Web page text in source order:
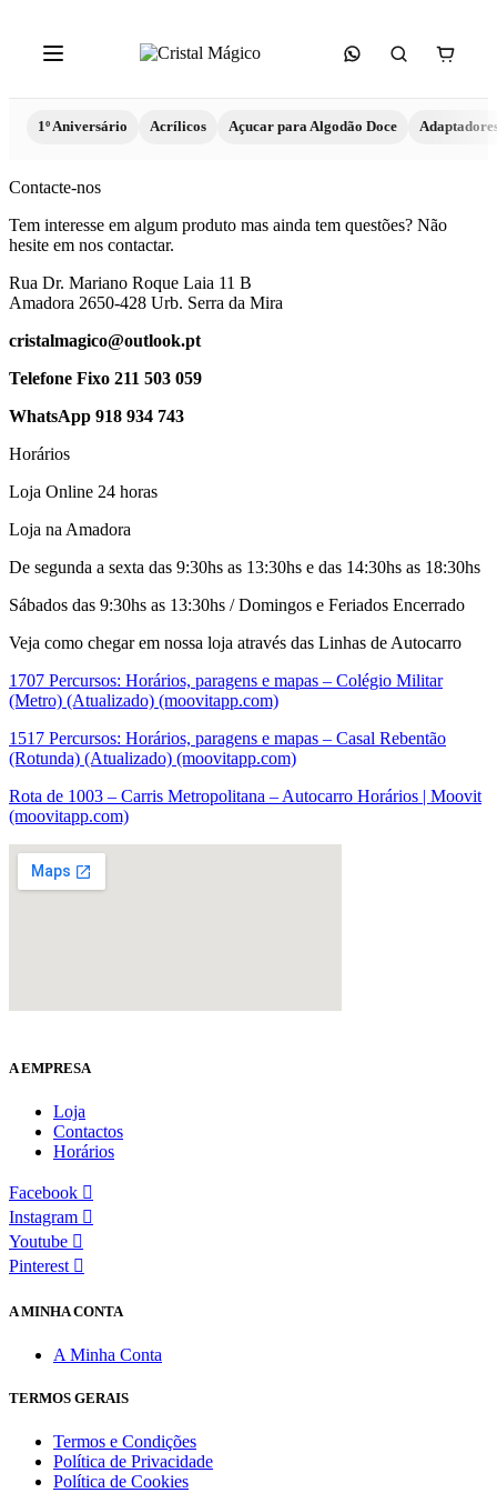
1º Aniversário Acrílicos Açucar para Algodão Doce
Contacte-nos
Tem interesse em algum produto mas ainda tem questões? Não
hesite em nos contactar.
Rua Dr. Mariano Roque Laia 11 B
Amadora 2650-428 Urb. Serra da Mira
cristalmagico@outlook.pt
Telefone Fixo 211 503 059
WhatsApp 918 934 743
Horários
Loja Online 24 horas
Loja na Amadora
De segunda a sexta das 9:30hs as 13:30hs e das 14:30hs as 18:30hs
Sábados das 9:30hs as 13:30hs / Domingos e Feriados Encerrado
Veja como chegar em nossa loja através das Linhas de Autocarro
1707 Percursos: Horários, paragens e mapas – Colégio Militar
(Metro) (Atualizado) (moovitapp.com)
1517 Percursos: Horários, paragens e mapas – Casal Rebentão
(Rotunda) (Atualizado) (moovitapp.com)
Rota de 1003 – Carris Metropolitana – Autocarro Horários | Moovit
(moovitapp.com)
A EMPRESA
Loja
Contactos
Horários
Facebook
Instagram
Youtube
Pinterest
A MINHA CONTA
A Minha Conta
TERMOS GERAIS
Termos e Condições
Política de Privacidade
Política de Cookies